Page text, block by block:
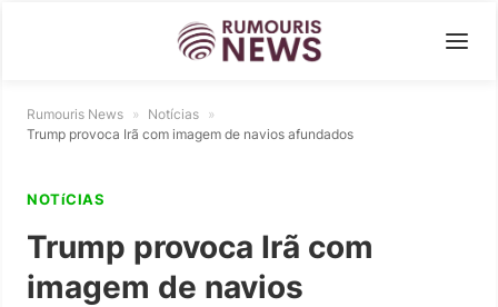
Rumouris News » Notícias »
Trump provoca Irã com imagem de navios afundados
NOTíCIAS
Trump provoca Irã com
imagem de navios